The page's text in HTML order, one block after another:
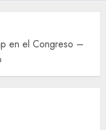
en el Congreso –